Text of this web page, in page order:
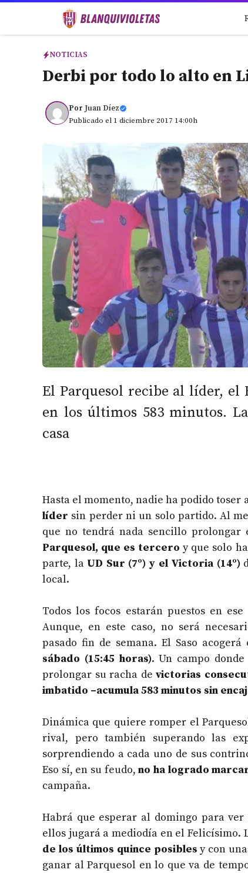
NOTICIAS
Derbi por todo lo alto en
Por Juan Díez
Publicado el 1 diciembre 2017 14:00h
El Parquesol recibe al líder,
en los últimos 583 minutos.
casa
Hasta el momento, nadie ha podido toser
líder sin perder ni un solo partido. Al
que no tendrá nada sencillo prolongar
Parquesol, que es tercero y que solo
parte, la UD Sur (7º) y el Victoria (14º)
local.
Todos los focos estarán puestos en
Aunque, en este caso, no será
pasado fin de semana. El Saso
sábado (15:45 horas). Un campo
prolongar su racha devictorias
imbatido –acumula 583 minutos sin
Dinámica que quiere romper el
rival, pero también superando las
sorprendiendo a cada uno de sus
Eso sí, en su feudo,no ha logrado
campaña.
Habrá que esperar al domingo para
ellos jugará a mediodía en el Felicísimo.
de los últimos quince posibles y con
ganar al Parquesol en lo que va de